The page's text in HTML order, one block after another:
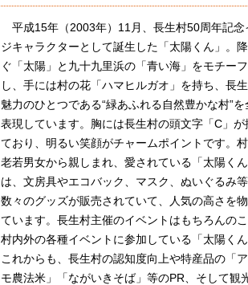
平成15年（2003年）11月、長生村50周年記念
ジキャラクターとして誕生した「太陽くん」。
ぐ「太陽」と九十九里浜の「青い海」をモチーフ
し、手には村の花「ハマヒルガオ」を持ち、長
魅力のひとつである“緑あふれる自然豊かな村”
表現しています。胸には長生村の頭文字「C」が
ており、明るい笑顔がチャームポイントです。
老若男女から親しまれ、愛されている「太陽くん
は、文房具やエコバック、マスク、ぬいぐるみ等
数々のグッズが販売されていて、人気の高さを
ています。長生村主催のイベントはもちろんのこ
村内外の各種イベントに参加している「太陽くん
これからも、長生村の認知度向上や特産品の「
モ農法米」「ながいきそば」等のPR、そして観